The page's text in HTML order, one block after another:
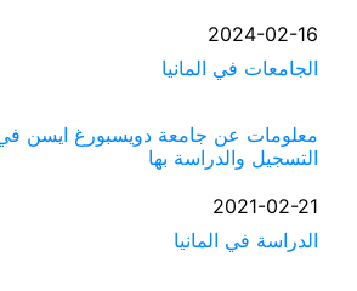
التاريخ
2024-02-16
في ما يتعلق بما يأتي
الجامعات في المانيا
معلومات عن جامعة دويسبورغ ايسن في
التسجيل والدراسة بها
التاريخ
2021-02-21
في ما يتعلق بما يأتي
الدراسة في المانيا